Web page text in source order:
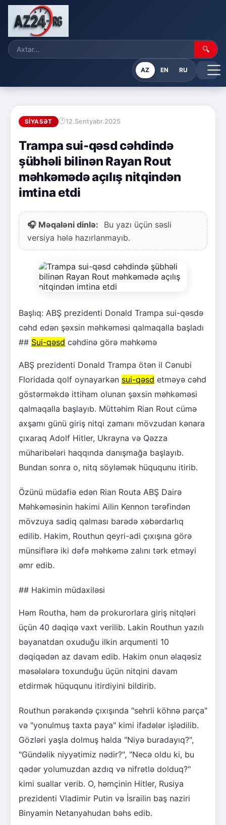
🔍
AZ EN RU
SIYASƏT 12.Sentyabr.2025
Trampa sui-qəsd cəhdində
şübhəli bilinən Rayan Rout
məhkəmədə açılış nitqindən
imtina etdi
🎧 Məqaləni dinlə:
Bu yazı üçün səsli
versiya hələ hazırlanmayıb.
Başlıq: ABŞ prezidenti Donald Trampa sui-qəsdə
cəhd edən şəxsin məhkəməsi qalmaqalla başladı
## Sui-qəsd cəhdinə görə məhkəmə
ABŞ prezidenti Donald Trampa ötən il Cənubi
Floridada qolf oynayarkən sui-qəsd etməyə cəhd
göstərməkdə ittiham olunan şəxsin məhkəməsi
qalmaqalla başlayıb. Müttəhim Rian Rout cümə
axşamı günü giriş nitqi zamanı mövzudan kənara
çıxaraq Adolf Hitler, Ukrayna və Qəzza
müharibələri haqqında danışmağa başlayıb.
Bundan sonra o, nitq söyləmək hüququnu itirib.
Özünü müdafiə edən Rian Routa ABŞ Dairə
Məhkəməsinin hakimi Ailin Kennon tərəfindən
mövzuya sadiq qalması barədə xəbərdarlıq
edilib. Hakim, Routhun qeyri-adi çıxışına görə
münsiflərə iki dəfə məhkəmə zalını tərk etməyi
əmr edib.
## Hakimin müdaxiləsi
Həm Routha, həm də prokurorlara giriş nitqləri
üçün 40 dəqiqə vaxt verilib. Lakin Routhun yazılı
bəyanatdan oxuduğu ilkin arqumenti 10
dəqiqədən az davam edib. Hakim onun əlaqəsiz
məsələlərə toxunduğu üçün nitqini davam
etdirmək hüququnu itirdiyini bildirib.
Routhun pərakəndə çıxışında "sehrli köhnə parça"
və "yonulmuş taxta paya" kimi ifadələr işlədilib.
Gözləri yaşla dolmuş halda "Niyə buradayıq?",
"Gündəlik niyyətimiz nədir?", "Necə oldu ki, bu
qədər yolumuzdan azdıq və nifrətlə dolduq?"
kimi suallar verib. O, həmçinin Hitler, Rusiya
prezidenti Vladimir Putin və İsrailin baş naziri
Binyamin Netanyahudan bəhs edib.